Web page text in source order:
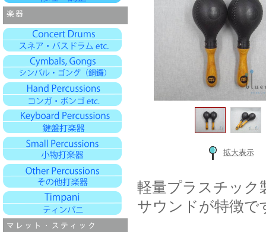
拡大表示
軽量プラスチック
サウンドが特徴で